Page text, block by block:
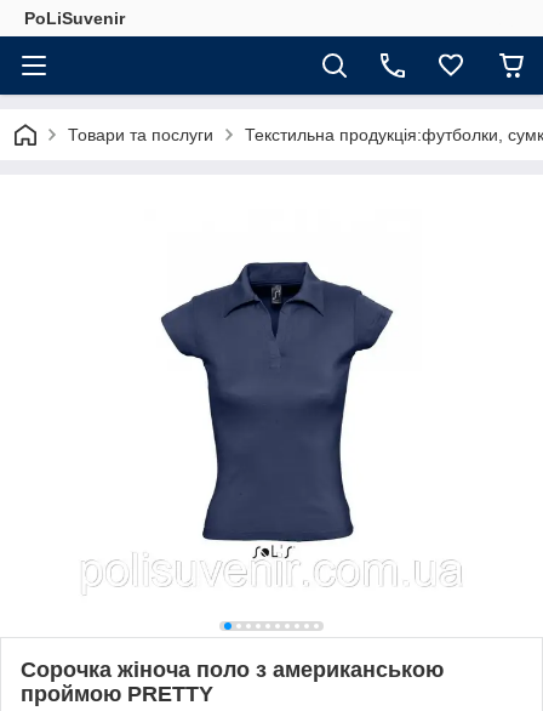
PoLiSuvenir
Товари та послуги Текстильна продукція:футболки,
Сорочка жіноча поло з американською
проймою PRETTY